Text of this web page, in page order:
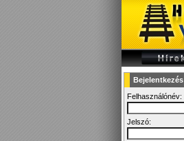
Bejelentkezés
Felhasználónév:
Jelszó: